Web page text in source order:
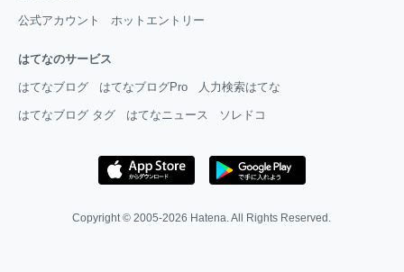
公式アカウント ホットエントリー
はてなのサービス
はてなブログ はてなブログPro 人力検索はてな
はてなブログ タグ はてなニュース ソレドコ
Copyright © 2005-2026 Hatena. All Rights Reserved.